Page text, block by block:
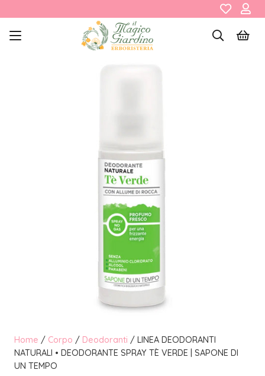
Home / Corpo / Deodoranti / LINEA DEODORANTI
NATURALI • DEODORANTE SPRAY TÈ VERDE | SAPONE DI
UN TEMPO